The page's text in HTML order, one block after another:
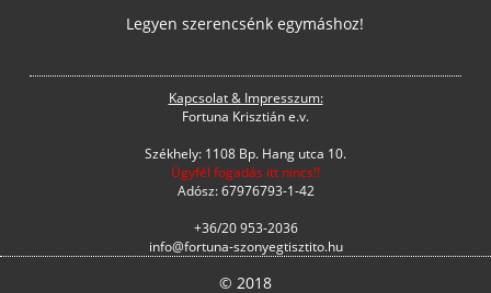
Legyen szerencsénk egymáshoz!
Kapcsolat & Impresszum:
Fortuna Krisztián e.v.
Székhely: 1108 Bp. Hang utca 10.
Ügyfél fogadás itt nincs!!
Adósz: 67976793-1-42
+36/20 953-2036
info@fortuna-szonyegtisztito.hu
© 2018